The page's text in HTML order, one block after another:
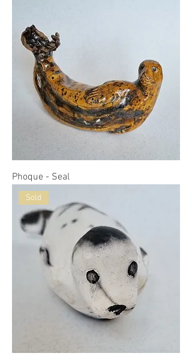
Phoque - Seal
Sold